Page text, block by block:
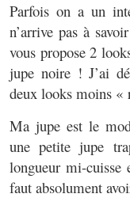
Parfois on a un
n’arrive pas à
vous propose 2
jupe noire ! J’ai
deux looks moins «
Ma jupe est le
une petite jupe
longueur mi-
faut absolument